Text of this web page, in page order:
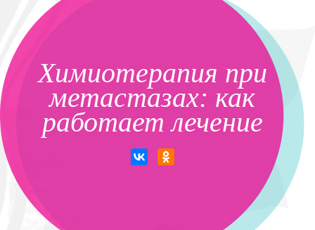
Химиотерапия при
метастазах: как
работает лечение